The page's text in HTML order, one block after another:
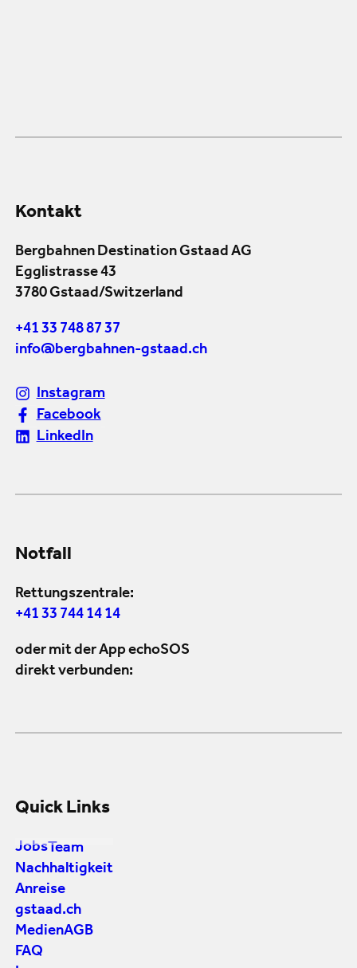
Kontakt
Bergbahnen Destination Gstaad AG
Egglistrasse 43
3780 Gstaad/Switzerland
+41 33 748 87 37
info@bergbahnen-gstaad.ch
Instagram
Facebook
LinkedIn
Notfall
Rettungszentrale:
+41 33 744 14 14
oder mit der App echoSOS
direkt verbunden:
Quick Links
Jobs Team
Nachhaltigkeit
Anreise
gstaad.ch
MedienAGB
FAQ